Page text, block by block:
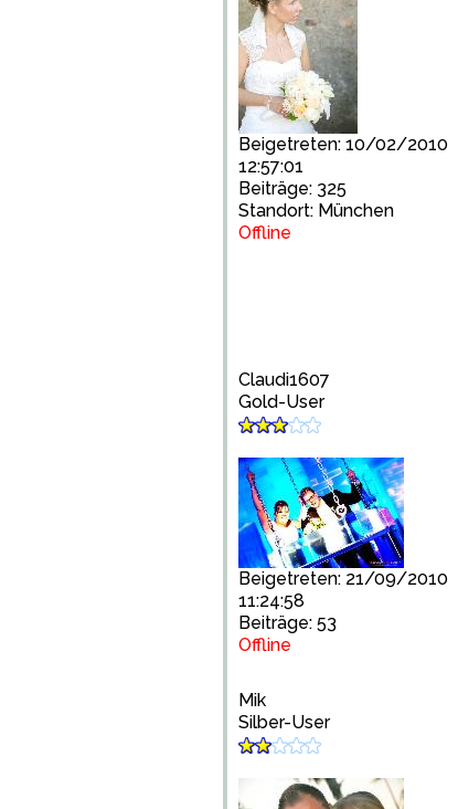
Beigetreten: 10/02/2010
12:57:01
Beiträge: 325
Standort: München
Offline
Claudi1607
Gold-User
Beigetreten: 21/09/2010
11:24:58
Beiträge: 53
Offline
Mik
Silber-User